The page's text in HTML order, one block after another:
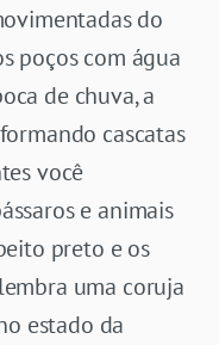
do
poços com água
de chuva, a
cascatas
você
e animais
preto e os
uma coruja
estado da